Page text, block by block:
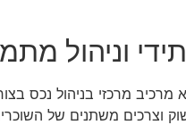
וניהול
מרכיב מרכזי בניהול נכס
וצרכים משתנים של